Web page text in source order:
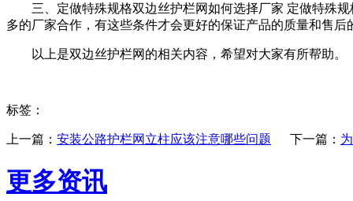
三、定做特殊规格双边丝护栏网如何选择厂家 定做特殊规
多的厂家合作，有这些条件才会更好的保证产品的质量和售后
以上是双边丝护栏网的相关内容，希望对大家有所帮助。
标签：
上一篇： 安装公路护栏网立柱应该注意哪些问题 下一篇：
更多资讯